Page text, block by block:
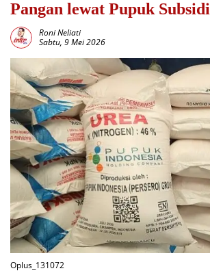
Pangan lewat Pupuk Subsidi
Roni Neliati
Sabtu, 9 Mei 2026
Oplus_131072